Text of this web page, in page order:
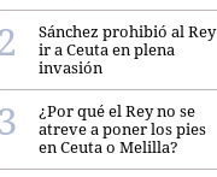
Sánchez prohibió al Rey
ir a Ceuta en plena
invasión
¿Por qué el Rey no se
atreve a poner los pies
en Ceuta o Melilla?